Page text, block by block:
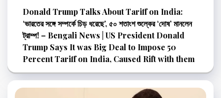
Donald Trump Talks About Tariff on India:
‘ভারতের সঙ্গে সম্পর্কে চিড় ধরেছে’, ৫০ শতাংশ শুল্কের ‘দোষ’ মানলেন
ট্রাম্প! – Bengali News | US President Donald
Trump Says It was Big Deal to Impose 50
Percent Tariff on India, Caused Rift with them